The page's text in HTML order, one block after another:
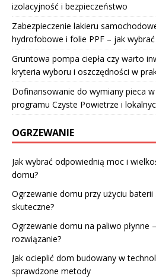
izolacyjność i bezpieczeństwo
Zabezpieczenie lakieru
hydrofobowe i folie PPF – jak
Gruntowa pompa ciepła czy warto
kryteria wyboru i oszczędności w
Dofinansowanie do wymiany pieca
programu Czyste Powietrze i
OGRZEWANIE
Jak wybrać odpowiednią moc i
domu?
Ogrzewanie domu przy użyciu baterii
skuteczne?
Ogrzewanie domu na paliwo płynne
rozwiązanie?
Jak ocieplić dom budowany w
sprawdzone metody